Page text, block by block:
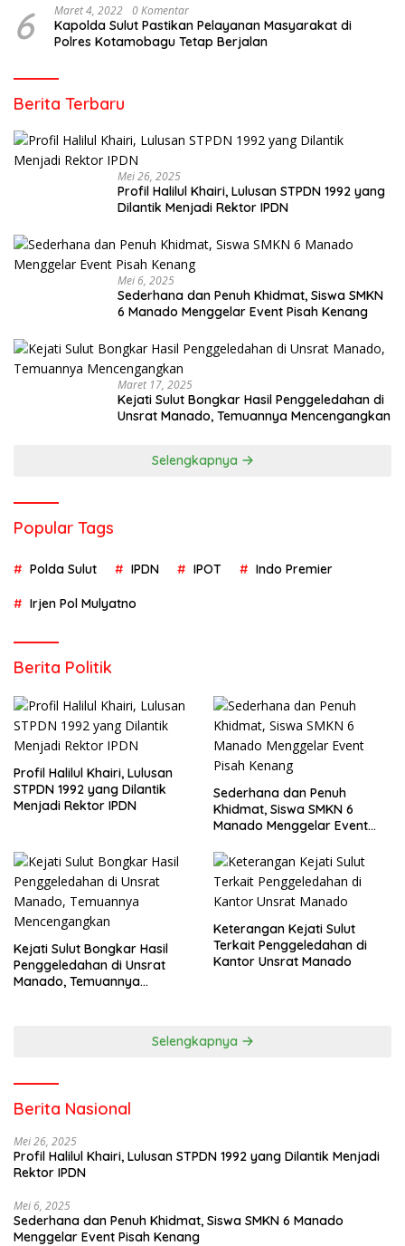
6 Maret 4, 2022 0 Komentar
Kapolda Sulut Pastikan Pelayanan Masyarakat di
Polres Kotamobagu Tetap Berjalan
Berita Terbaru
Mei 26, 2025
Profil Halilul Khairi, Lulusan STPDN 1992 yang
Dilantik Menjadi Rektor IPDN
Mei 6, 2025
Sederhana dan Penuh Khidmat, Siswa SMKN
6 Manado Menggelar Event Pisah Kenang
Maret 17, 2025
Kejati Sulut Bongkar Hasil Penggeledahan di
Unsrat Manado, Temuannya Mencengangkan
Selengkapnya
Popular Tags
Polda Sulut IPDN IPOT Indo Premier
Irjen Pol Mulyatno
Berita Politik
Profil Halilul Khairi, Lulusan
STPDN 1992 yang Dilantik
Menjadi Rektor IPDN
Sederhana dan Penuh
Khidmat, Siswa SMKN 6
Manado Menggelar Event
Kejati Sulut Bongkar Hasil
Penggeledahan di Unsrat
Manado, Temuannya
Keterangan Kejati Sulut
Terkait Penggeledahan di
Kantor Unsrat Manado
Selengkapnya
Berita Nasional
Mei 26, 2025
Profil Halilul Khairi, Lulusan STPDN 1992 yang Dilantik Menjadi
Rektor IPDN
Mei 6, 2025
Sederhana dan Penuh Khidmat, Siswa SMKN 6 Manado
Menggelar Event Pisah Kenang